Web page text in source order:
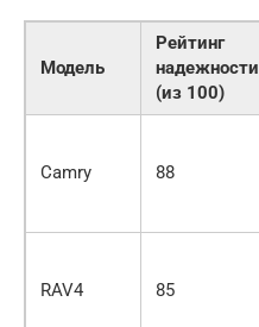
Модель
Рейтинг
надежности
(из 100)
Camry 88
RAV4 85